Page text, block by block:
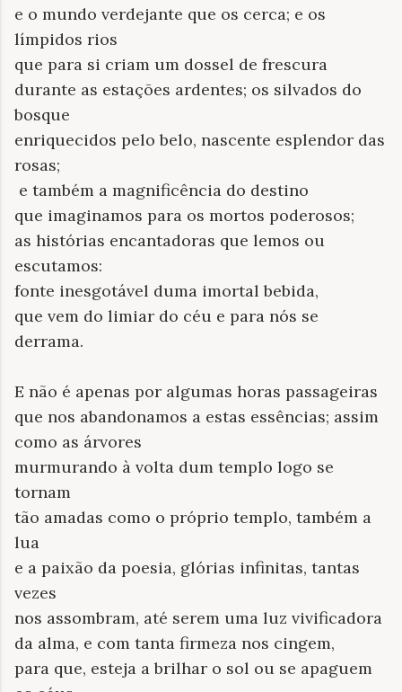
e o mundo verdejante que os cerca; e os
límpidos rios
que para si criam um dossel de frescura
durante as estações ardentes; os silvados do
bosque
enriquecidos pelo belo, nascente esplendor das
rosas;
e também a magnificência do destino
que imaginamos para os mortos poderosos;
as histórias encantadoras que lemos ou
escutamos:
fonte inesgotável duma imortal bebida,
que vem do limiar do céu e para nós se
derrama.
E não é apenas por algumas horas passageiras
que nos abandonamos a estas essências; assim
como as árvores
murmurando à volta dum templo logo se
tornam
tão amadas como o próprio templo, também a
lua
e a paixão da poesia, glórias infinitas, tantas
vezes
nos assombram, até serem uma luz vivificadora
da alma, e com tanta firmeza nos cingem,
para que, esteja a brilhar o sol ou se apaguem